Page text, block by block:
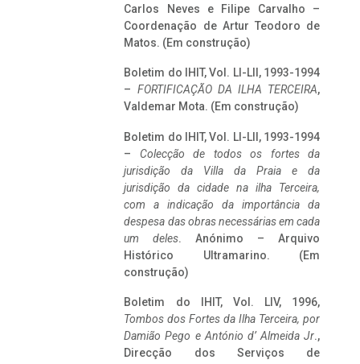
Carlos Neves e Filipe Carvalho –
Coordenação de Artur Teodoro de
Matos. (Em construção)
Boletim do IHIT, Vol. LI-LII, 1993-1994
– FORTIFICAÇÃO DA ILHA TERCEIRA,
Valdemar Mota. (Em construção)
Boletim do IHIT, Vol. LI-LII, 1993-1994
– Colecção de todos os fortes da
jurisdição da Villa da Praia e da
jurisdição da cidade na ilha Terceira,
com a indicação da importância da
despesa das obras necessárias em cada
um deles. Anónimo – Arquivo
Histórico Ultramarino. (Em
construção)
Boletim do IHIT, Vol. LIV, 1996,
Tombos dos Fortes da Ilha Terceira, por
Damião Pego e António d’ Almeida Jr.,
Direcção dos Serviços de